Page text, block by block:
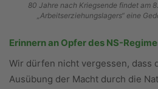
80 Jahre nach Kriegsende findet am
„Arbeitserziehungslagers“ eine
Erinnern an Opfer des NS-
Wir dürfen nicht vergessen, dass
Ausübung der Macht durch die